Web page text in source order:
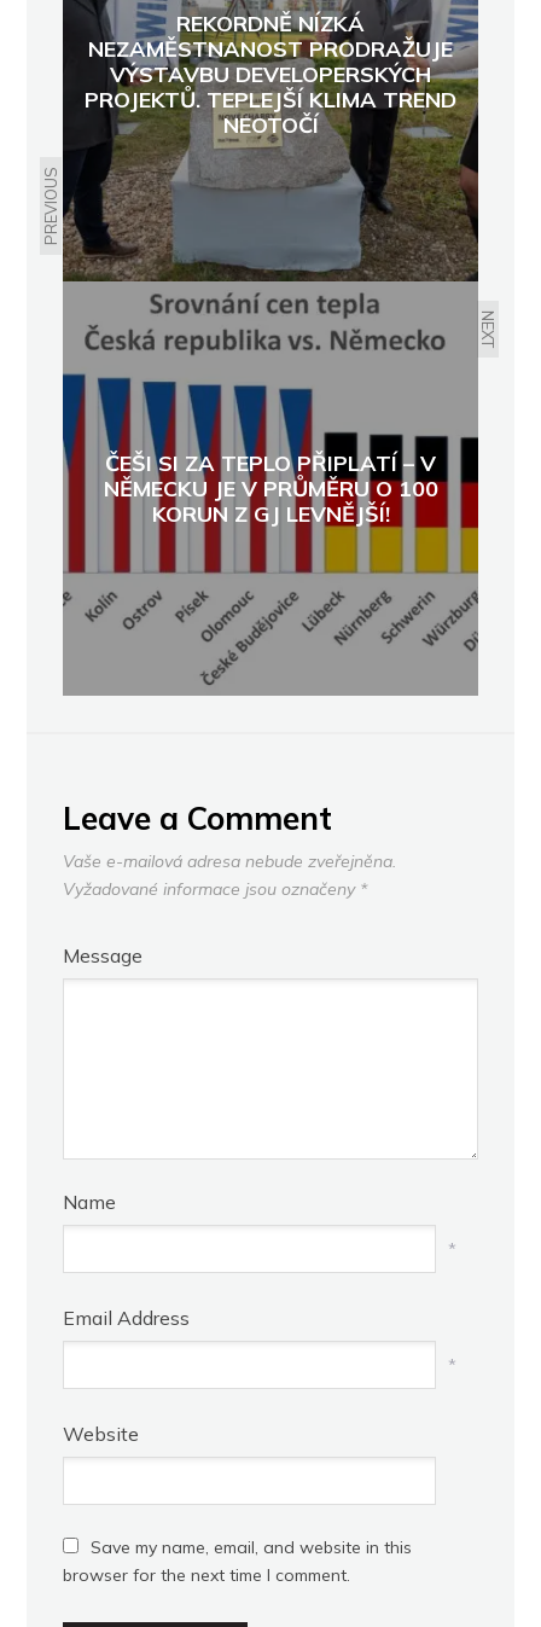
PREVIOUS
REKORDNĚ NÍZKÁ
NEZAMĚSTNANOST PRODRAŽUJE
VÝSTAVBU DEVELOPERSKÝCH
PROJEKTŮ. TEPLEJŠÍ KLIMA TREND
NEOTOČÍ
NEXT
ČEŠI SI ZA TEPLO PŘIPLATÍ – V
NĚMECKU JE V PRŮMĚRU O 100
KORUN Z GJ LEVNĚJŠÍ!
Leave a Comment
Vaše e-mailová adresa nebude zveřejněna.
Vyžadované informace jsou označeny *
Message
Name
*
Email Address
*
Website
Save my name, email, and website in this
browser for the next time I comment.